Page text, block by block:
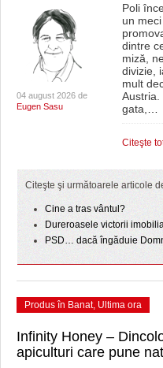
04 august 2026 de
Eugen Sasu
Poli
un
dintre
miză,
divizie,
mult
Austria.
gata,
Citeşte
Citeşte şi următoarele articole
Cine a tras vântul?
Dureroasele victorii
PSD… dacă îngăduie
Produs în Banat, Ultima ora
Infinity Honey –
apiculturi care pune